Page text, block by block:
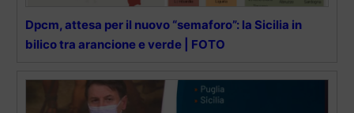
Dpcm, attesa per il nuovo “semaforo”: la Sicilia in
bilico tra arancione e verde | FOTO